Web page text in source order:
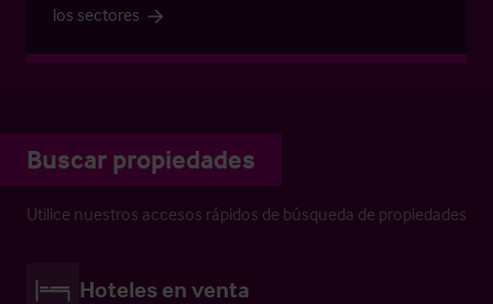
los sectores
Buscar propiedades
Utilice nuestros accesos rápidos de búsqueda de propiedades
Hoteles en venta